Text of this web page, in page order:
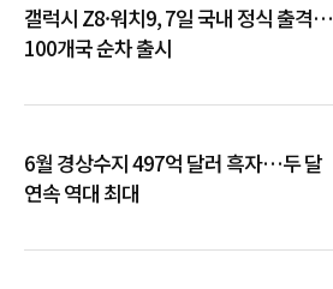
갤럭시 Z8·워치9, 7일 국내 정식 출격…
100개국 순차 출시
6월 경상수지 497억 달러 흑자…두 달
연속 역대 최대